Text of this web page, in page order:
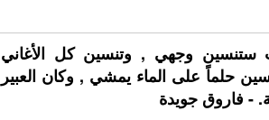
ستنسين وجهي , وتنسين كل الأغاني
حلماً على الماء يمشي , وكان العبير
- فاروق جويدة